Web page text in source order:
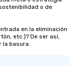
o de
en la eliminación
etc.)? De ser así,
la basura.